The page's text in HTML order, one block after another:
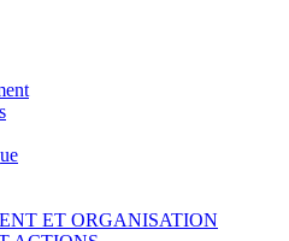
ET ORGANISATION